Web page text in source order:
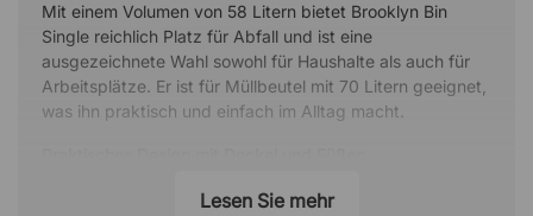
Mit einem Volumen von 58 Litern bietet Brooklyn Bin
Single reichlich Platz für Abfall und ist eine
ausgezeichnete Wahl sowohl für Haushalte als auch für
Arbeitsplätze. Er ist für Müllbeutel mit 70 Litern geeignet,
was ihn praktisch und einfach im Alltag macht.
dekorativem Knauf ausgestattet, wodurch er sich leicht
Lesen Sie mehr